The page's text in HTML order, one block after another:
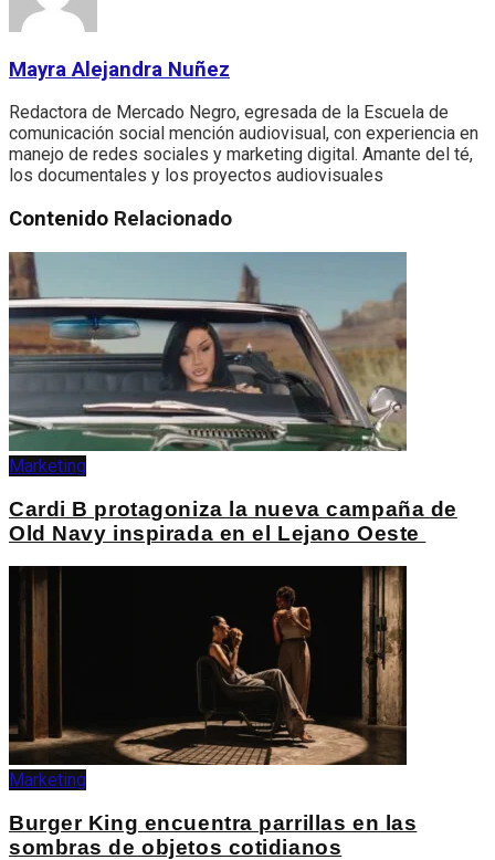
Mayra Alejandra Nuñez
Redactora de Mercado Negro, egresada de la Escuela de
comunicación social mención audiovisual, con experiencia en
manejo de redes sociales y marketing digital. Amante del té,
los documentales y los proyectos audiovisuales
Contenido Relacionado
Marketing
Cardi B protagoniza la nueva campaña de
Old Navy inspirada en el Lejano Oeste
Marketing
Burger King encuentra parrillas en las
sombras de objetos cotidianos